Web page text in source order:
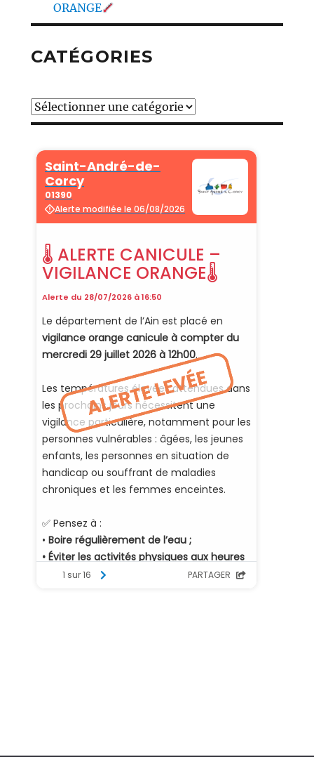
ORANGE
CATÉGORIES
Catégories